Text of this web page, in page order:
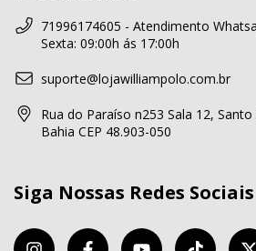
71996174605 - Atendimento
Sexta: 09:00h ás 17:00h
suporte@lojawilliampolo.com.br
Rua do Paraíso n253 Sala 12,
Bahia CEP 48.903-050
Siga Nossas Redes Sociais